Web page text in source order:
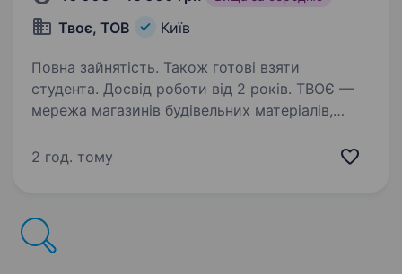
Твоє, ТОВ Київ
Повна зайнятість. Також готові взяти
студента. Досвід роботи від 2 років. ТВОЄ —
мережа магазинів будівельних матеріалів,
та електротоварів. Ми розвиваємо власний
мережах…
2 год. тому